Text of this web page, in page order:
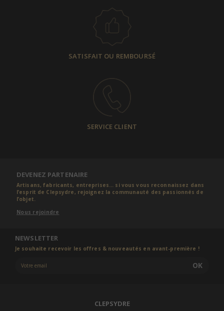
SATISFAIT OU REMBOURSÉ
SERVICE CLIENT
DEVENEZ PARTENAIRE
Artisans, fabricants, entreprises... si vous vous reconnaissez dans
l’esprit de Clepsydre, rejoignez la communauté des passionnés de
l’objet.
Nous rejoindre
NEWSLETTER
Je souhaite recevoir les offres & nouveautés en avant-première !
OK
CLEPSYDRE